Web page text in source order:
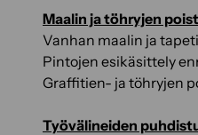
Maalin ja töhryjen
Vanhan maalin ja
Pintojen esikäsittely
Graffitien- ja töhryjen
Työvälineiden